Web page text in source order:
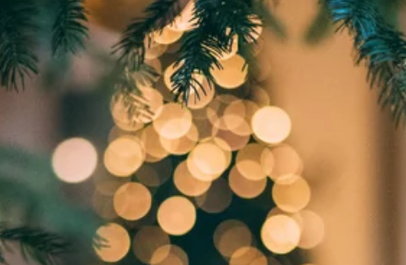
Wandern
Fotobox
Amphibienschutz
Team
Programm
Nachgehört
Podcast
Newsletter
Zeit fürs Oberland
Handwerker